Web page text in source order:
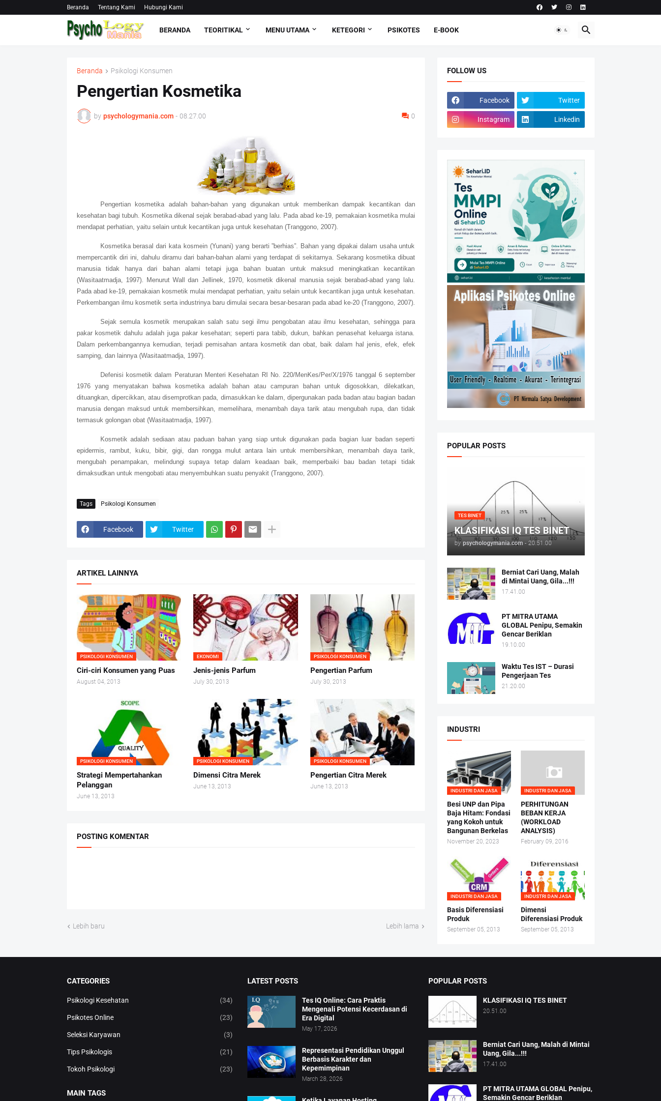
Beranda Tentang Kami Hubungi Kami
BERANDA TEORITIKAL MENU UTAMA KETEGORI PSIKOTES E-BOOK
Beranda Psikologi Konsumen
Pengertian Kosmetika
by psychologymania.com - 08.27.00 0
Pengertian kosmetika adalah bahan-bahan yang digunakan untuk memberikan dampak kecantikan dan
kesehatan bagi tubuh. Kosmetika dikenal sejak berabad-abad yang lalu. Pada abad ke-19, pemakaian kosmetika mulai
mendapat perhatian, yaitu selain untuk kecantikan juga untuk kesehatan (Tranggono, 2007).
Kosmetika berasal dari kata kosmein (Yunani) yang berarti ”berhias”. Bahan yang dipakai dalam usaha untuk
mempercantik diri ini, dahulu diramu dari bahan-bahan alami yang terdapat di sekitarnya. Sekarang kosmetika dibuat
manusia tidak hanya dari bahan alami tetapi juga bahan buatan untuk maksud meningkatkan kecantikan
(Wasitaatmadja, 1997). Menurut Wall dan Jellinek, 1970, kosmetik dikenal manusia sejak berabad-abad yang lalu.
Pada abad ke-19, pemakaian kosmetik mulai mendapat perhatian, yaitu selain untuk kecantikan juga untuk kesehatan.
Perkembangan ilmu kosmetik serta industrinya baru dimulai secara besar-besaran pada abad ke-20 (Tranggono, 2007).
Sejak semula kosmetik merupakan salah satu segi ilmu pengobatan atau ilmu kesehatan, sehingga para
pakar kosmetik dahulu adalah juga pakar kesehatan; seperti para tabib, dukun, bahkan penasehat keluarga istana.
Dalam perkembangannya kemudian, terjadi pemisahan antara kosmetik dan obat, baik dalam hal jenis, efek, efek
samping, dan lainnya (Wasitaatmadja, 1997).
Defenisi kosmetik dalam Peraturan Menteri Kesehatan RI No. 220/MenKes/Per/X/1976 tanggal 6 september
1976 yang menyatakan bahwa kosmetika adalah bahan atau campuran bahan untuk digosokkan, dilekatkan,
dituangkan, dipercikkan, atau disemprotkan pada, dimasukkan ke dalam, dipergunakan pada badan atau bagian badan
manusia dengan maksud untuk membersihkan, memelihara, menambah daya tarik atau mengubah rupa, dan tidak
termasuk golongan obat (Wasitaatmadja, 1997).
Kosmetik adalah sediaan atau paduan bahan yang siap untuk digunakan pada bagian luar badan seperti
epidermis, rambut, kuku, bibir, gigi, dan rongga mulut antara lain untuk membersihkan, menambah daya tarik,
mengubah penampakan, melindungi supaya tetap dalam keadaan baik, memperbaiki bau badan tetapi tidak
dimaksudkan untuk mengobati atau menyembuhkan suatu penyakit (Tranggono, 2007).
Tags Psikologi Konsumen
Facebook Twitter
ARTIKEL LAINNYA
PSIKOLOGI KONSUMEN
Ciri-ciri Konsumen yang Puas
August 04, 2013
EKONOMI
Jenis-jenis Parfum
July 30, 2013
PSIKOLOGI KONSUMEN
Pengertian Parfum
July 30, 2013
PSIKOLOGI KONSUMEN
Strategi Mempertahankan
Pelanggan
June 13, 2013
PSIKOLOGI KONSUMEN
Dimensi Citra Merek
June 13, 2013
PSIKOLOGI KONSUMEN
Pengertian Citra Merek
June 13, 2013
POSTING KOMENTAR
Lebih baru Lebih lama
FOLLOW US
Facebook Twitter
Instagram Linkedin
POPULAR POSTS
TES BINET
KLASIFIKASI IQ TES BINET
by psychologymania.com - 20.51.00
Berniat Cari Uang, Malah
di Mintai Uang, Gila...!!!
17.41.00
PT MITRA UTAMA
GLOBAL Penipu, Semakin
Gencar Beriklan
19.10.00
Waktu Tes IST – Durasi
Pengerjaan Tes
21.20.00
INDUSTRI
INDUSTRI DAN JASA
Besi UNP dan Pipa
Baja Hitam: Fondasi
yang Kokoh untuk
Bangunan Berkelas
November 20, 2023
INDUSTRI DAN JASA
PERHITUNGAN
BEBAN KERJA
(WORKLOAD
ANALYSIS)
February 09, 2016
INDUSTRI DAN JASA
Basis Diferensiasi
Produk
September 05, 2013
INDUSTRI DAN JASA
Dimensi
Diferensiasi Produk
September 05, 2013
CATEGORIES
Psikologi Kesehatan (34)
Psikotes Online (23)
Seleksi Karyawan (3)
Tips Psikologis (21)
Tokoh Psikologi (23)
MAIN TAGS
LATEST POSTS
Tes IQ Online: Cara Praktis
Mengenali Potensi Kecerdasan di
Era Digital
May 17, 2026
Representasi Pendidikan Unggul
Berbasis Karakter dan
Kepemimpinan
March 28, 2026
POPULAR POSTS
KLASIFIKASI IQ TES BINET
20.51.00
Berniat Cari Uang, Malah di Mintai
Uang, Gila...!!!
17.41.00
PT MITRA UTAMA GLOBAL Penipu,
Semakin Gencar Beriklan